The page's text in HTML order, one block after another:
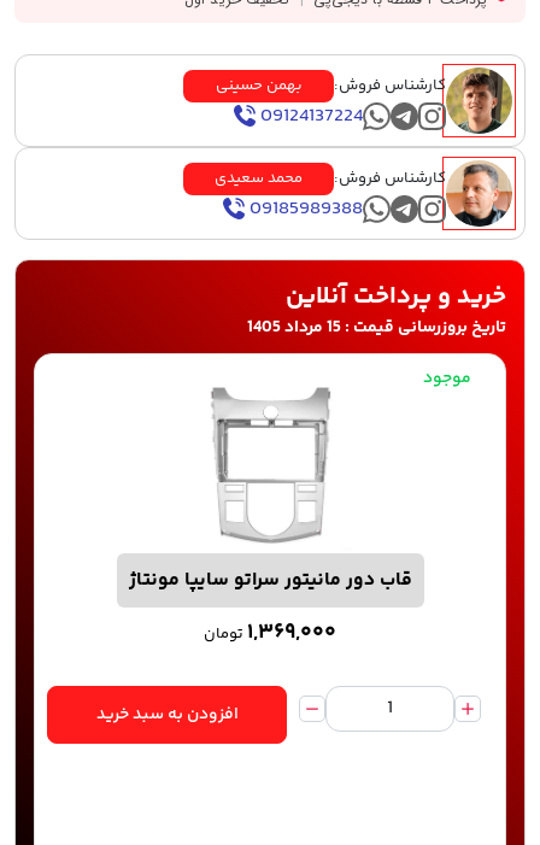
کارشناس فروش: بهمن حسینی
09124137224
کارشناس فروش: محمد سعیدی
09185989388
خرید و پرداخت آنلاین
تاریخ بروزرسانی قیمت : 15 مرداد 1405
موجود
قاب دور مانیتور سراتو سایپا مونتاژ
۱,۳۶۹,۰۰۰ تومان
افزودن به سبد خرید